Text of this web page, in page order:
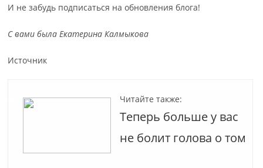
И не забудь подписаться на обновления блога!
С вами была Екатерина Калмыкова
Источник
Читайте также:
Теперь больше у вас
не болит голова о том